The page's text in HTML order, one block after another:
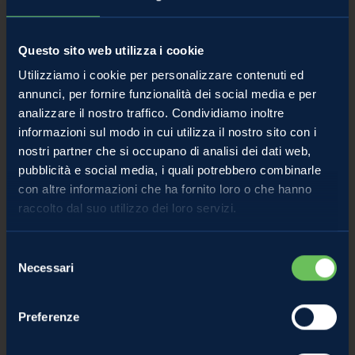
Questo sito web utilizza i cookie
Utilizziamo i cookie per personalizzare contenuti ed
annunci, per fornire funzionalità dei social media e per
analizzare il nostro traffico. Condividiamo inoltre
informazioni sul modo in cui utilizza il nostro sito con i
nostri partner che si occupano di analisi dei dati web,
pubblicità e social media, i quali potrebbero combinarle
con altre informazioni che ha fornito loro o che hanno
raccolto dal suo utilizzo dei loro servizi.
delNecessari
Preferenze
Per Melinda un G7 da record All’Expo il
Teatro immersivo fa il pieno di visitatori
15mila persone, tra cui molti bambini, hanno esplorato l’originale
Melinda Theatre allestito dal Consorzio in occasione del grande
evento internazionale di Ortigia che ha accompagnato
29 Settembre 2024